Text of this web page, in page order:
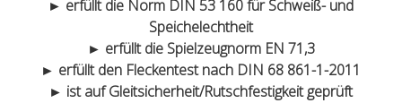
► erfüllt die Norm DIN 53 160 für Schweiß- und
Speichelechtheit
► erfüllt die Spielzeugnorm EN 71,3
► erfüllt den Fleckentest nach DIN 68 861-1-2011
► ist auf Gleitsicherheit/Rutschfestigkeit geprüft